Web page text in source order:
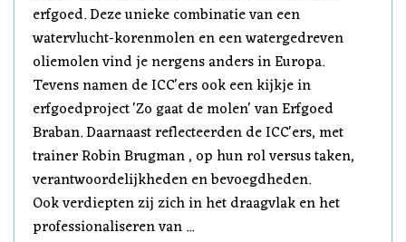
erfgoed. Deze unieke combinatie van een
watervlucht-korenmolen en een watergedreven
oliemolen vind je nergens anders in Europa.
Tevens namen de ICC'ers ook een kijkje in
erfgoedproject 'Zo gaat de molen' van Erfgoed
Braban. Daarnaast reflecteerden de ICC'ers, met
trainer Robin Brugman , op hun rol versus taken,
verantwoordelijkheden en bevoegdheden.
Ook verdiepten zij zich in het draagvlak en het
professionaliseren van ...